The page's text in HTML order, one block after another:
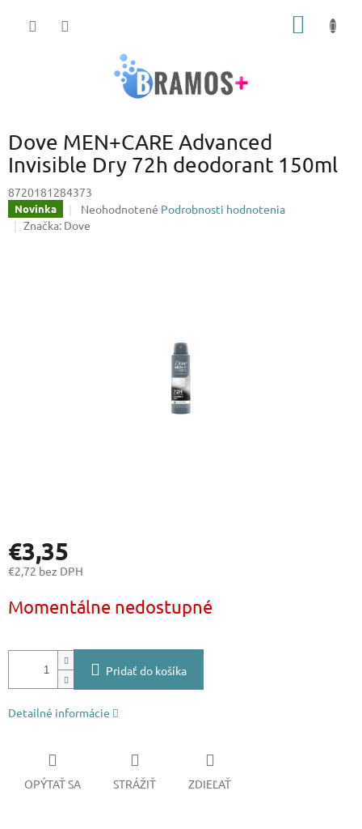
Dove MEN+CARE Advanced
Invisible Dry 72h deodorant 150ml
8720181284373
Novinka
Priemerné
hodnotenie
Neohodnotené Podrobnosti hodnotenia
Značka: Dove
€3,35
€2,72 bez DPH
cena:
Momentálne nedostupné
Pridať do košíka
Detailné informácie
OPÝTAŤ SA STRÁŽIŤ ZDIEĽAŤ